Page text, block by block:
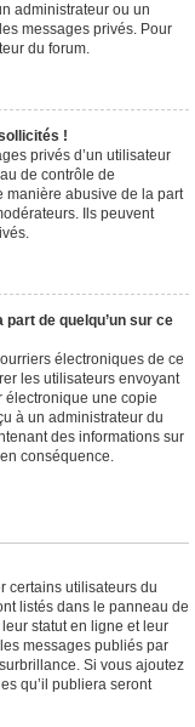
administrateur ou un
messages privés. Pour
du forum.
!
privés d’un utilisateur
de contrôle de
manière abusive de la part
Ils peuvent
de quelqu’un sur ce
électroniques de ce
les utilisateurs envoyant
électronique une copie
à un administrateur du
des informations sur
conséquence.
certains utilisateurs du
listés dans le panneau de
statut en ligne et leur
messages publiés par
Si vous ajoutez
qu’il publiera seront